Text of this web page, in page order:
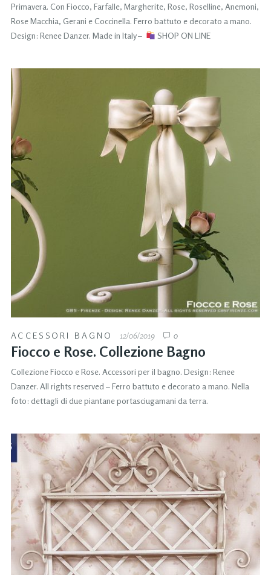
Primavera. Con Fiocco, Farfalle, Margherite, Rose, Roselline, Anemoni,
Rose Macchia, Gerani e Coccinella. Ferro battuto e decorato a mano.
Design: Renee Danzer. Made in Italy –
SHOP ON LINE
ACCESSORI BAGNO 12/06/2019 0
Fiocco e Rose. Collezione Bagno
Collezione Fiocco e Rose. Accessori per il bagno. Design: Renee
Danzer. All rights reserved – Ferro battuto e decorato a mano. Nella
foto: dettagli di due piantane portasciugamani da terra.